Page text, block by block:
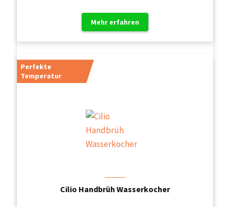
Mehr erfahren
Perfekte
Temperatur
Cilio Handbrüh Wasserkocher